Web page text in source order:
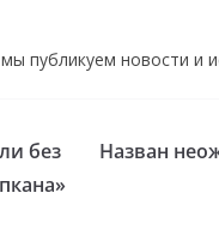
публикуем новости и
без
Назван